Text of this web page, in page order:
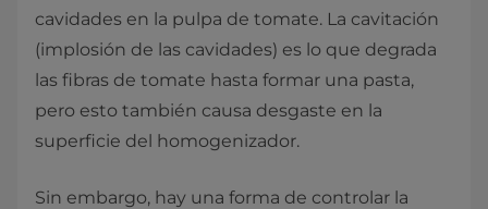
cavidades en la pulpa de tomate. La cavitación
(implosión de las cavidades) es lo que degrada
las fibras de tomate hasta formar una pasta,
pero esto también causa desgaste en la
superficie del homogenizador.
Sin embargo, hay una forma de controlar la